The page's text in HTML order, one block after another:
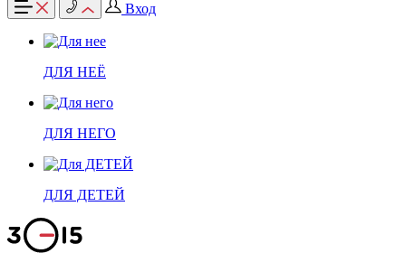
Вход
ДЛЯ НЕЁ
ДЛЯ НЕГО
ДЛЯ ДЕТЕЙ